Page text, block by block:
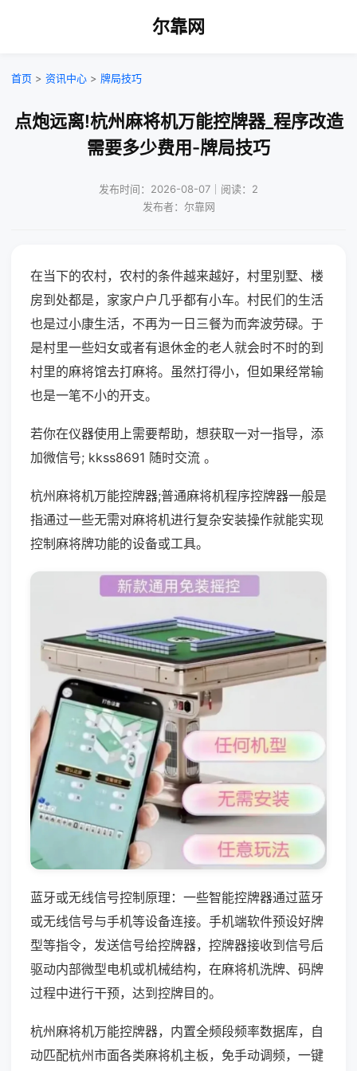
尔靠网
首页 > 资讯中心 > 牌局技巧
点炮远离!杭州麻将机万能控牌器_程序改造
需要多少费用-牌局技巧
发布时间：2026-08-07｜阅读：2
发布者：尔靠网
在当下的农村，农村的条件越来越好，村里别墅、楼
房到处都是，家家户户几乎都有小车。村民们的生活
也是过小康生活，不再为一日三餐为而奔波劳碌。于
是村里一些妇女或者有退休金的老人就会时不时的到
村里的麻将馆去打麻将。虽然打得小，但如果经常输
也是一笔不小的开支。
若你在仪器使用上需要帮助，想获取一对一指导，添
加微信号; kkss8691 随时交流 。
杭州麻将机万能控牌器;普通麻将机程序控牌器一般是
指通过一些无需对麻将机进行复杂安装操作就能实现
控制麻将牌功能的设备或工具。
蓝牙或无线信号控制原理：一些智能控牌器通过蓝牙
或无线信号与手机等设备连接。手机端软件预设好牌
型等指令，发送信号给控牌器，控牌器接收到信号后
驱动内部微型电机或机械结构，在麻将机洗牌、码牌
过程中进行干预，达到控牌目的。
杭州麻将机万能控牌器，内置全频段频率数据库，自
动匹配杭州市面各类麻将机主板，免手动调频，一键